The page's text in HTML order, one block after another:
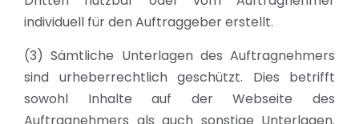
individuell für den Auftraggeber erstellt.
(3) Sämtliche Unterlagen des Auftragnehmers
sind urheberrechtlich geschützt. Dies betrifft
sowohl Inhalte auf der Webseite des